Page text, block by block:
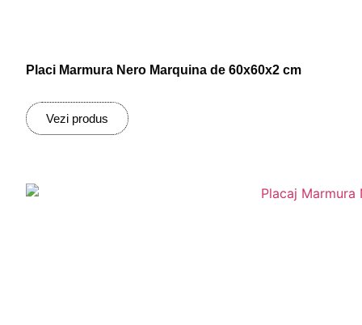
Placi Marmura Nero Marquina de 60x60x2 cm
Vezi produs